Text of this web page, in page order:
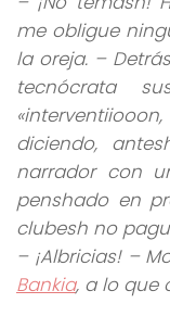
me obligue
la oreja. –
tecnócrata
diciendo,
narrador con
penshado en
clubesh no
– ¡Albricias! –
Bankia, a lo que